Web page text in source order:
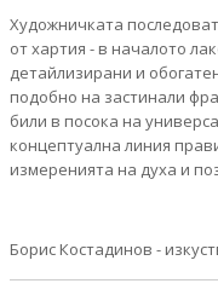
Художничката
от хартия - в началото
детайлизирани и
подобно на застинали
били в посока на
концептуална линия
измеренията на духа и
Борис Костадинов -